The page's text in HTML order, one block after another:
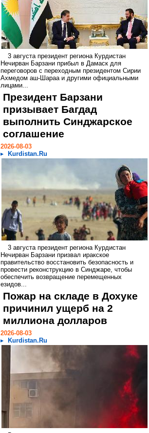
3 августа президент региона Курдистан
Нечирван Барзани прибыл в Дамаск для
переговоров с переходным президентом Сирии
Ахмедом аш-Шараа и другими официальными
лицами...
Президент Барзани
призывает Багдад
выполнить Синджарское
соглашение
2026-08-03
Kurdistan.Ru
3 августа президент региона Курдистан
Нечирван Барзани призвал иракское
правительство восстановить безопасность и
провести реконструкцию в Синджаре, чтобы
обеспечить возвращение перемещенных
езидов...
Пожар на складе в Дохуке
причинил ущерб на 2
миллиона долларов
2026-08-03
Kurdistan.Ru